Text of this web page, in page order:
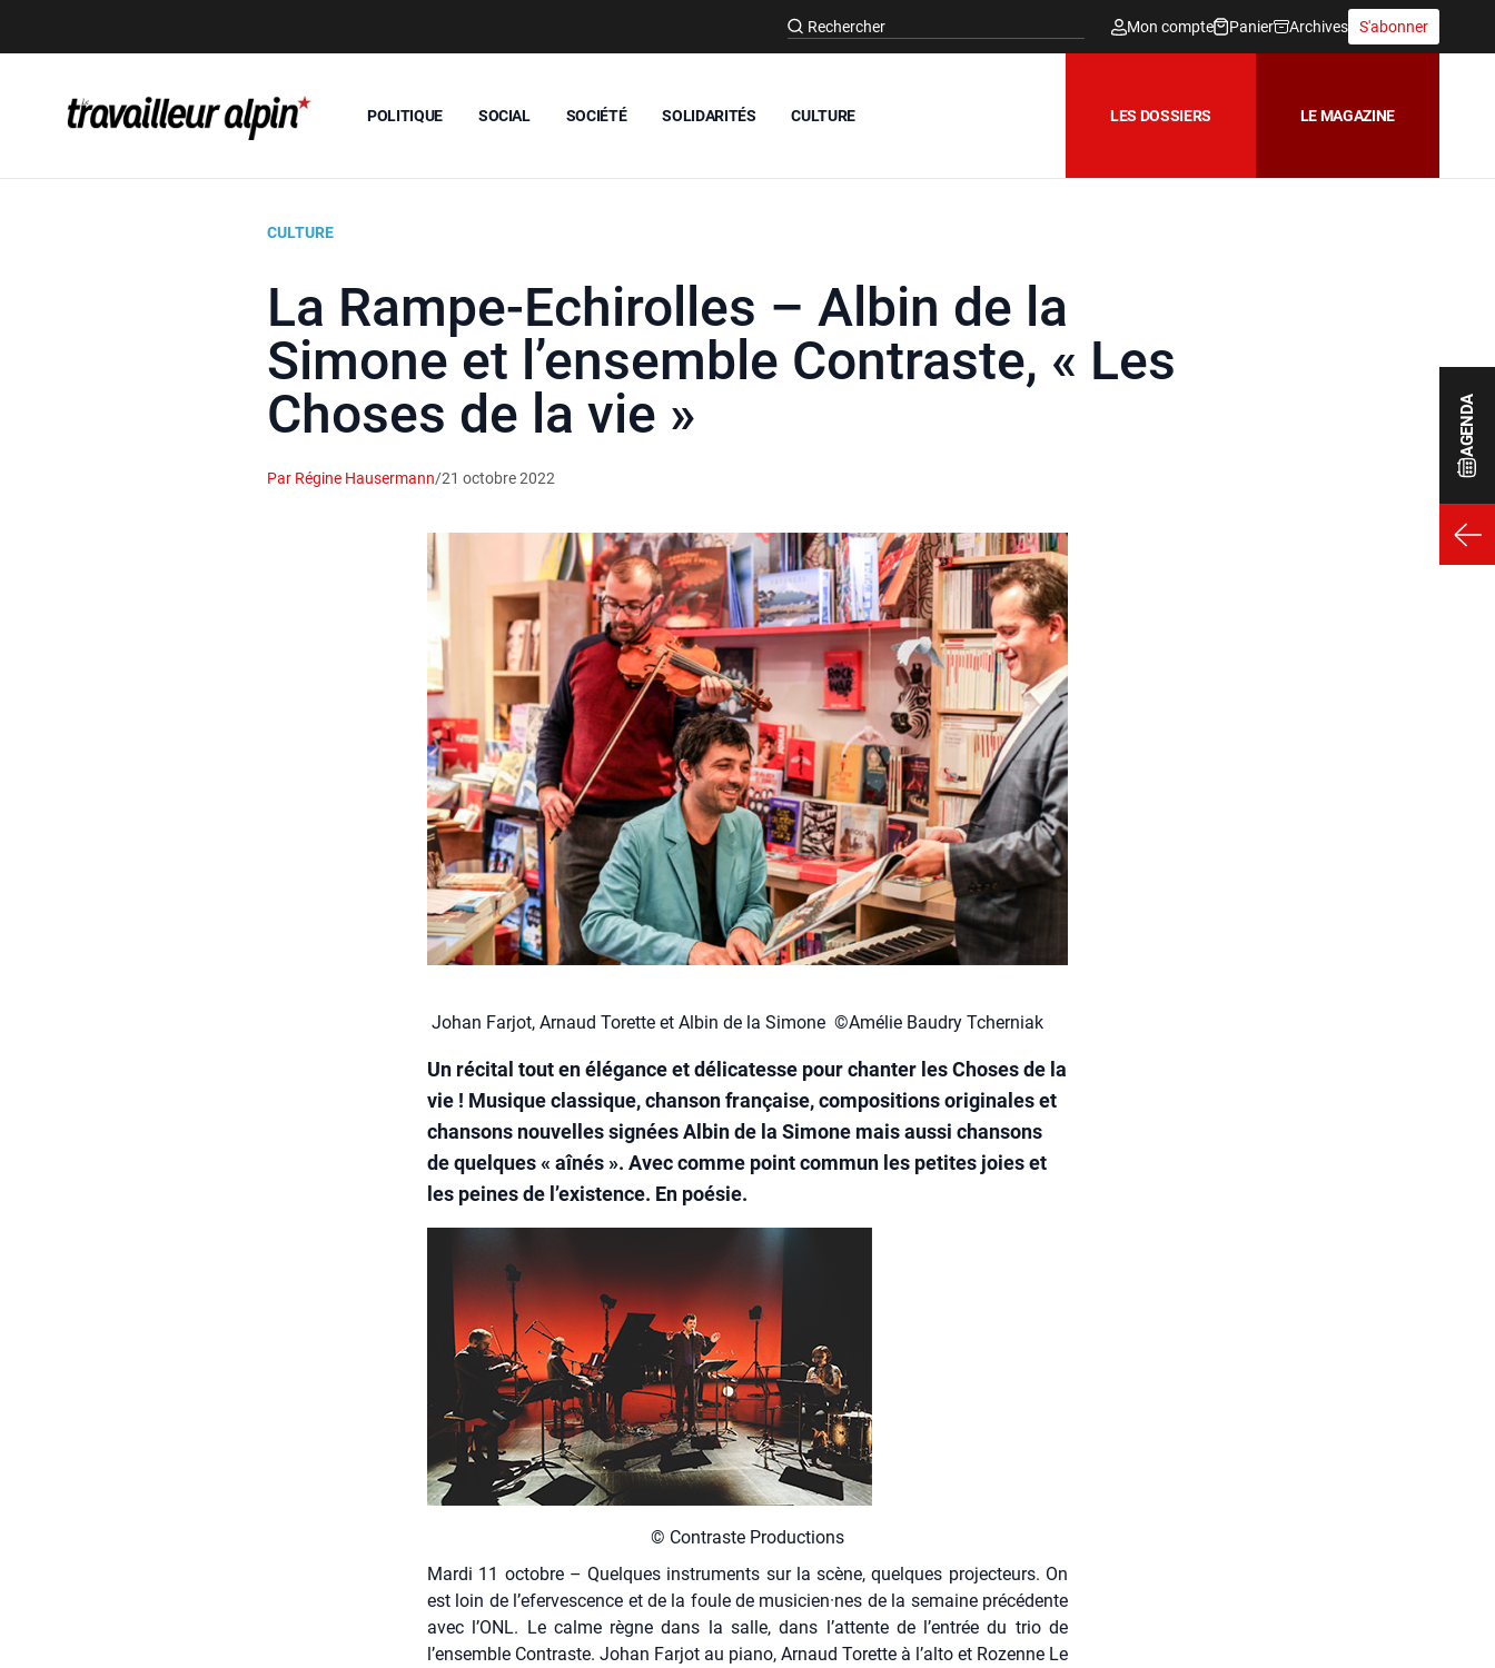
AGENDA
Mon compte Panier Archives S'abonner
POLITIQUE SOCIAL SOCIÉTÉ SOLIDARITÉS CULTURE LES DOSSIERS LE MAGAZINE
CULTURE
La Rampe-Echirolles – Albin de la
Simone et l’ensemble Contraste, « Les
Choses de la vie »
Par Régine Hausermann/21 octobre 2022
Johan Farjot, Arnaud Torette et Albin de la Simone ©Amélie Baudry Tcherniak
Un récital tout en élégance et délicatesse pour chanter les Choses de la
vie ! Musique classique, chanson française, compositions originales et
chansons nouvelles signées Albin de la Simone mais aussi chansons
de quelques « aînés ». Avec comme point commun les petites joies et
les peines de l’existence. En poésie.
© Contraste Pro­duc­tions
Mar­di 11 octobre – Quelques ins­tru­ments sur la scène, quelques pro­jec­teurs. On
est loin de l’efervescence et de la foule de musicien·nes de la semaine pré­cé­dente
avec l’ONL. Le calme règne dans la salle, dans l’attente de l’entrée du trio de
l’ensemble Contraste. Johan Far­jot au pia­no, Arnaud Torette à l’alto et Rozenne Le